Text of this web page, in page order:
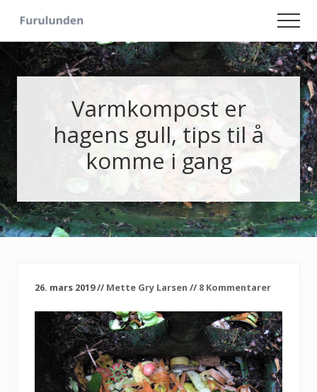
main
content
primary
sidebar
Hageliv
Lise
sjelen
Varmkompost er
hagens gull, tips til å
komme i gang
26. mars 2019// Mette Gry Larsen // 8 Kommentarer